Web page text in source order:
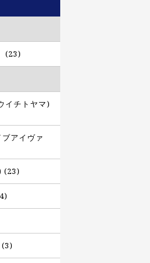
(23)
イチトヤマ)
アイヴァ
(23)